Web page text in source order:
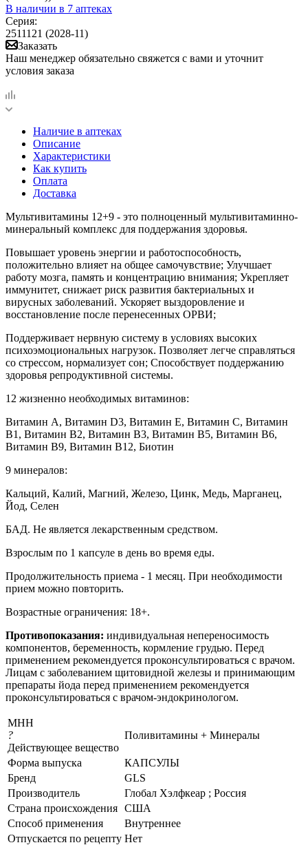
В наличии в 7 аптеках
Серия:
2511121 (2028-11)
Заказать
Наш менеджер обязательно свяжется с вами и уточнит
условия заказа
Наличие в аптеках
Описание
Характеристики
Как купить
Оплата
Доставка
Мультивитамины 12+9 - это полноценный мультивитаминно-
минеральный комплекс для поддержания здоровья.
Повышает уровень энергии и работоспособность,
положительно влияет на общее самочувствие; Улучшает
работу мозга, память и концентрацию внимания; Укрепляет
иммунитет, снижает риск развития бактериальных и
вирусных заболеваний. Ускоряет выздоровление и
восстановление после перенесенных ОРВИ;
Поддерживает нервную систему в условиях высоких
психоэмоциональных нагрузок. Позволяет легче справляться
со стрессом, нормализует сон; Способствует поддержанию
здоровья репродуктивной системы.
12 жизненно необходимых витаминов:
Витамин А, Витамин D3, Витамин Е, Витамин С, Витамин
В1, Витамин В2, Витамин В3, Витамин В5, Витамин В6,
Витамин В9, Витамин В12, Биотин
9 минералов:
Кальций, Калий, Магний, Железо, Цинк, Медь, Марганец,
Йод, Селен
БАД. Не является лекарственным средством.
Взрослым по 1 капсуле в день во время еды.
Продолжительность приема - 1 месяц. При необходимости
прием можно повторить.
Возрастные ограничения: 18+.
Противопоказания: индивидуальная непереносимость
компонентов, беременность, кормление грудью. Перед
применением рекомендуется проконсультироваться с врачом.
Лицам с заболеванием щитовидной железы и принимающим
препараты йода перед применением рекомендуется
проконсультироваться с врачом-эндокринологом.
МНН
?
Действующее вещество
Поливитамины + Минералы
Форма выпуска
КАПСУЛЫ
Бренд
GLS
Производитель
Глобал Хэлфкеар ; Россия
Страна происхождения США
Способ применения
Внутреннее
Отпускается по рецепту Нет